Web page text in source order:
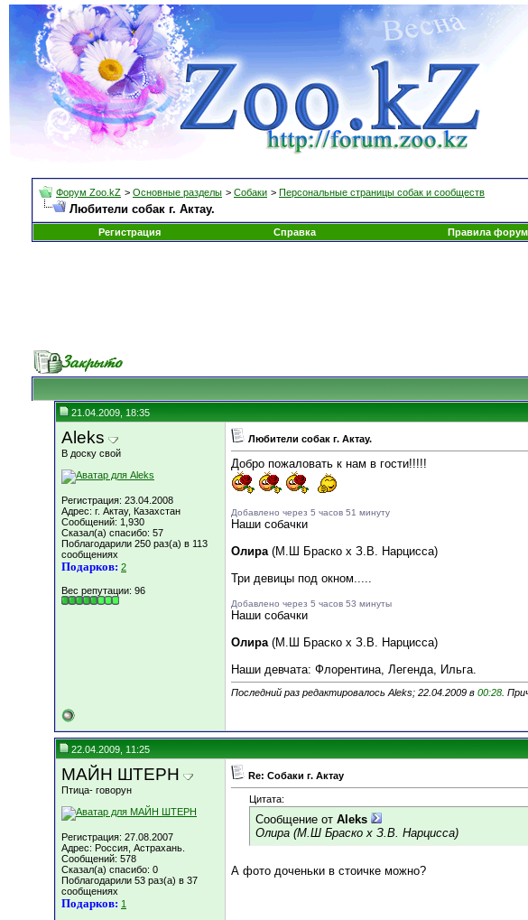
Форум Zoo.kZ > Основные разделы > Собаки > Персональные страницы собак и сообществ
Любители собак г. Актау.
Регистрация Справка Правила
21.04.2009, 18:35
Aleks
В доску свой
Регистрация: 23.04.2008
Адрес: г. Актау, Казахстан
Сообщений: 1,930
Сказал(а) спасибо: 57
Поблагодарили 250 раз(а) в 113
сообщениях
Подарков: 2
Вес репутации: 96
Любители собак г. Актау.
Добро пожаловать к нам в гости!!!!!
Добавлено через 5 часов 51 минуту
Наши собачки
Олира(М.Ш Браско х З.В. Нарцисса)
Три девицы под окном.....
Добавлено через 5 часов 53 минуты
Наши собачки
Олира(М.Ш Браско х З.В. Нарцисса)
Наши девчата: Флорентина, Легенда, Ильга.
Последний раз редактировалось Aleks; 22.04.2009 в 00:28 .
22.04.2009, 11:25
МАЙН ШТЕРН
Птица- говорун
Регистрация: 27.08.2007
Адрес: Россия, Астрахань.
Сообщений: 578
Сказал(а) спасибо: 0
Поблагодарили 53 раз(а) в 37
сообщениях
Подарков: 1
Re: Собаки г. Актау
Цитата:
Сообщение от Aleks
Олира (М.Ш Браско х З.В. Нарцисса)
А фото доченьки в стоичке можно?